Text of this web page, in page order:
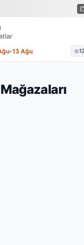
-13 Ağu
güncel broşürleri
zincirine ait aktüel